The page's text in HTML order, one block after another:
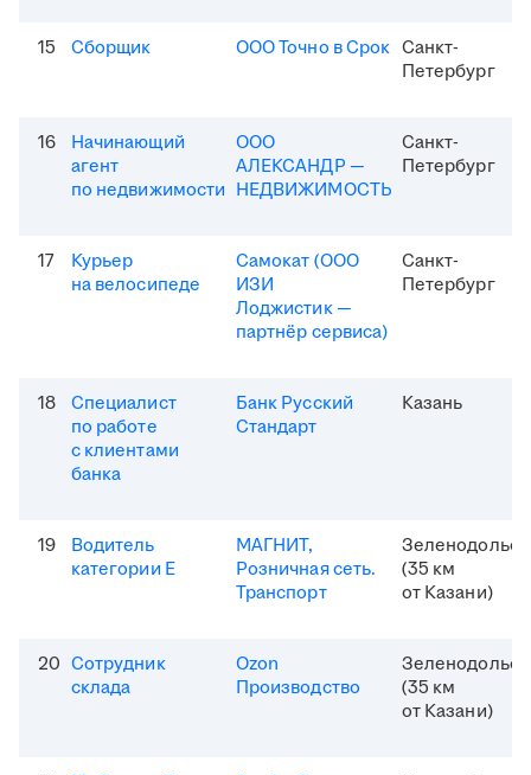
15 Сборщик ООО Точно в Срок Санкт-
Петербург
16
Начинающий
агент
по недвижимости
ООО
АЛЕКСАНДР —
НЕДВИЖИМОСТЬ
Санкт-
Петербург
17
Курьер
на велосипеде
Самокат (ООО
ИЗИ
Лоджистик —
партнёр сервиса)
Санкт-
Петербург
18
Специалист
по работе
с клиентами
банка
Банк Русский
Стандарт
Казань
19
Водитель
категории Е
МАГНИТ,
Розничная сеть.
Транспорт
Зеленодольск
(35 км
от Казани)
20 Сотрудник
склада
Ozon
Производство
Зеленодольск
(35 км
от Казани)